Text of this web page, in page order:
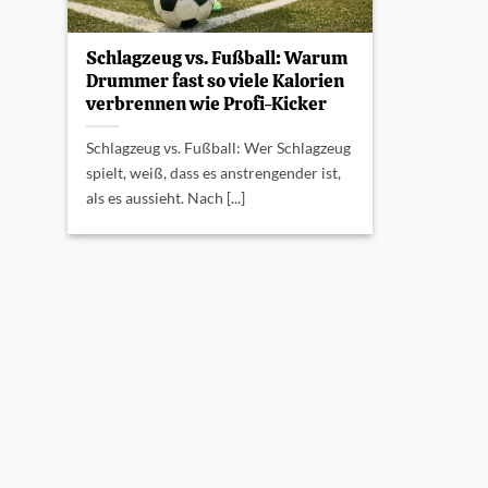
Schlagzeug vs. Fußball: Warum
Drummer fast so viele Kalorien
verbrennen wie Profi-Kicker
Schlagzeug vs. Fußball: Wer Schlagzeug
spielt, weiß, dass es anstrengender ist,
als es aussieht. Nach [...]